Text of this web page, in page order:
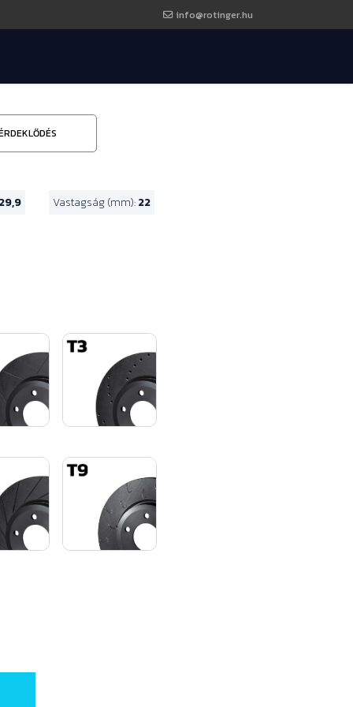
info@rotinger.hu
Vastagság (mm):22